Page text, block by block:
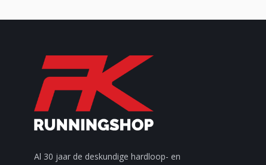
Al 30 jaar de deskundige hardloop- en